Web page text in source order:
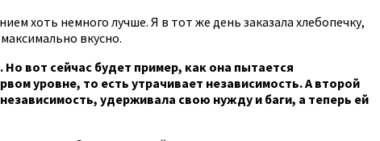
хоть немного лучше. Я в тот же день заказала хлебопечку,
вкусно.
вот сейчас будет пример, как она пытается
уровне, то есть утрачивает независимость. А второй
удерживала свою нужду и баги, а теперь ей